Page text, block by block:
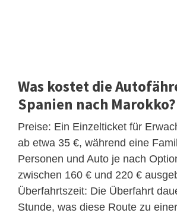
Was kostet die
Spanien nach Marokko?
Preise: Ein Einzelticket für
ab etwa 35 €, während eine
Personen und Auto je nach
zwischen 160 € und 220 €
Überfahrtszeit: Die Überfahrt
Stunde, was diese Route zu